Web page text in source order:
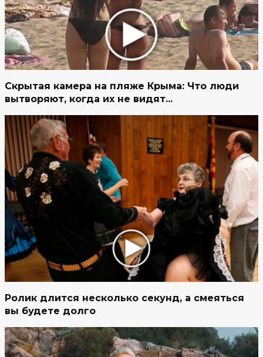
Скрытая камера на пляже Крыма: Что люди
вытворяют, когда их не видят...
Ролик длится несколько секунд, а смеяться
вы будете долго